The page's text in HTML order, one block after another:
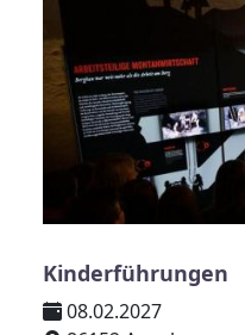
Kinderführungen
08.02.2027